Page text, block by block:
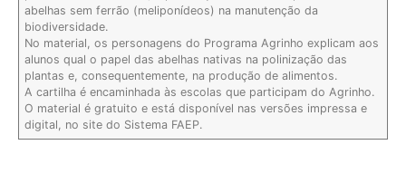
abelhas sem ferrão (meliponídeos) na manutenção da
biodiversidade.
No material, os personagens do Programa Agrinho explicam aos
alunos qual o papel das abelhas nativas na polinização das
plantas e, consequentemente, na produção de alimentos.
A cartilha é encaminhada às escolas que participam do Agrinho.
O material é gratuito e está disponível nas versões impressa e
digital, no site do Sistema FAEP.